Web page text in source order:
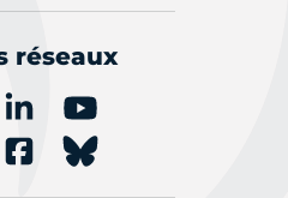
réseaux